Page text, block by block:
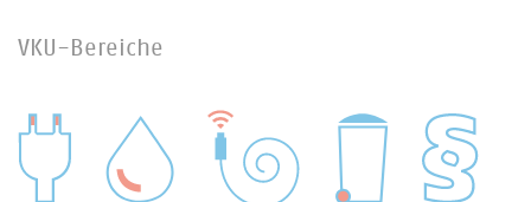
VKU-Bereiche